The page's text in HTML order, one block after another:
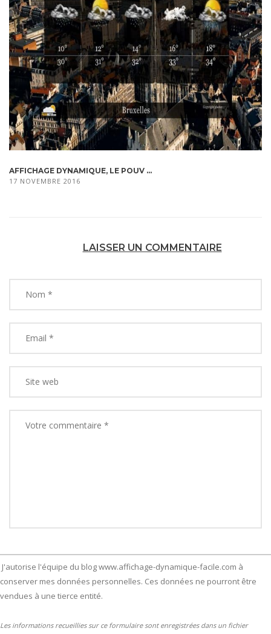
AFFICHAGE DYNAMIQUE, LE POUV ...
17 NOVEMBRE 2016
LAISSER UN COMMENTAIRE
J'autorise l'équipe du blog www.affichage-dynamique-facile.com à
conserver mes données personnelles. Ces données ne pourront être
vendues à une tierce entité.
Les informations recueillies sur ce formulaire sont enregistrées dans un fichier